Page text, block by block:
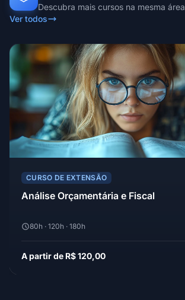
Descubra mais cursos na mesma área
Ver todos
CURSO DE EXTENSÃO
Análise Orçamentária e Fiscal
80h · 120h · 180h
A partir de R$ 120,00